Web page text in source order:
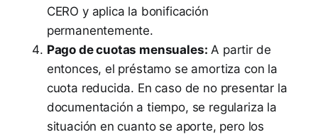
CERO y aplica la bonificación
permanentemente.
Pago de cuotas mensuales: A partir de
entonces, el préstamo se amortiza con la
cuota reducida. En caso de no presentar la
documentación a tiempo, se regulariza la
situación en cuanto se aporte, pero los